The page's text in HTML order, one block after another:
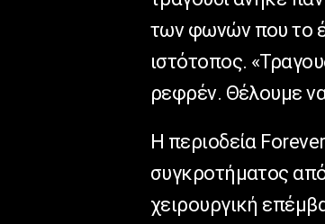
των φωνών που το
ιστότοπος.
ρεφρέν. Θέλουμε
Η περιοδεία
συγκροτήματος
χειρουργική